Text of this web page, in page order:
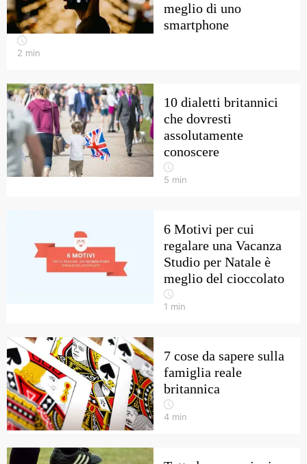
meglio di uno
smartphone
2 min
10 dialetti britannici
che dovresti
assolutamente
conoscere
5 min
6 Motivi per cui
regalare una Vacanza
Studio per Natale è
meglio del cioccolato
1 min
7 cose da sapere sulla
famiglia reale
britannica
4 min